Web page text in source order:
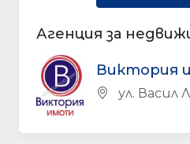
Агенция за
Виктория
ул. Васил